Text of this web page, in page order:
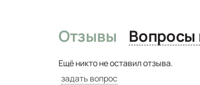
Отзывы
Ещё никто не оставил отзыва.
задать вопрос